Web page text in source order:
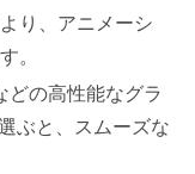
り、アニメーシ
。
どの高性能なグラ
ぶと、スムーズな